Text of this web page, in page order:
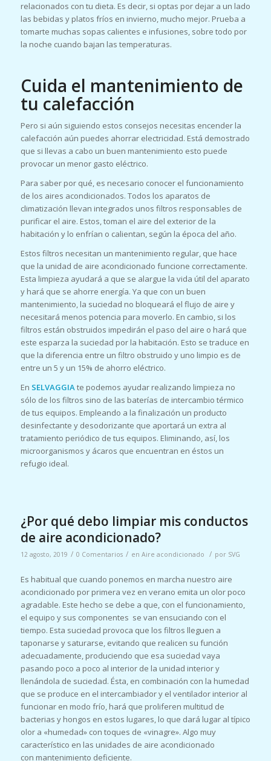
relacionados con tu dieta. Es decir, si optas por dejar a un lado
las bebidas y platos fríos en invierno, mucho mejor. Prueba a
tomarte muchas sopas calientes e infusiones, sobre todo por
la noche cuando bajan las temperaturas.
Cuida el mantenimiento de
tu calefacción
Pero si aún siguiendo estos consejos necesitas encender la
calefacción aún puedes ahorrar electricidad. Está demostrado
que si llevas a cabo un buen mantenimiento esto puede
provocar un menor gasto eléctrico.
Para saber por qué, es necesario conocer el funcionamiento
de los aires acondicionados. Todos los aparatos de
climatización llevan integrados unos filtros responsables de
purificar el aire. Estos, toman el aire del exterior de la
habitación y lo enfrían o calientan, según la época del año.
Estos filtros necesitan un mantenimiento regular, que hace
que la unidad de aire acondicionado funcione correctamente.
Esta limpieza ayudará a que se alargue la vida útil del aparato
y hará que se ahorre energía. Ya que con un buen
mantenimiento, la suciedad no bloqueará el flujo de aire y
necesitará menos potencia para moverlo. En cambio, si los
filtros están obstruidos impedirán el paso del aire o hará que
este esparza la suciedad por la habitación. Esto se traduce en
que la diferencia entre un filtro obstruido y uno limpio es de
entre un 5 y un 15% de ahorro eléctrico.
En SELVAGGIAte podemos ayudar realizando limpieza no
sólo de los filtros sino de las baterías de intercambio térmico
de tus equipos. Empleando a la finalización un producto
desinfectante y desodorizante que aportará un extra al
tratamiento periódico de tus equipos. Eliminando, así, los
microorganismos y ácaros que encuentran en éstos un
refugio ideal.
¿Por qué debo limpiar mis conductos
de aire acondicionado?
12 agosto, 2019 / 0 Comentarios / en Aire acondicionado / por SVG
Es habitual que cuando ponemos en marcha nuestro aire
acondicionado por primera vez en verano emita un olor poco
agradable. Este hecho se debe a que, con el funcionamiento,
el equipo y sus componentes se van ensuciando con el
tiempo. Esta suciedad provoca que los filtros lleguen a
taponarse y saturarse, evitando que realicen su función
adecuadamente, produciendo que esa suciedad vaya
pasando poco a poco al interior de la unidad interior y
llenándola de suciedad. Ésta, en combinación con la humedad
que se produce en el intercambiador y el ventilador interior al
funcionar en modo frío, hará que proliferen multitud de
bacterias y hongos en estos lugares, lo que dará lugar al típico
olor a «humedad» con toques de «vinagre». Algo muy
característico en las unidades de aire acondicionado
con mantenimiento deficiente.